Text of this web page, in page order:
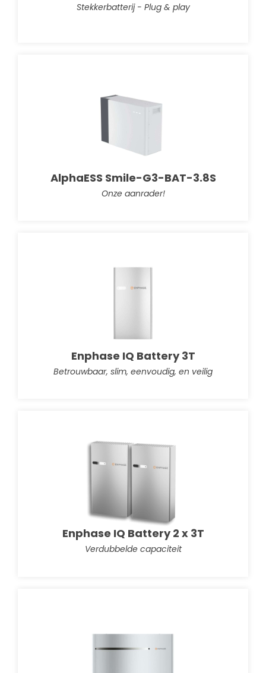
Stekkerbatterij - Plug & play
AlphaESS Smile-G3-BAT-3.8S
Onze aanrader!
Enphase IQ Battery 3T
Betrouwbaar, slim, eenvoudig, en veilig
Enphase IQ Battery 2 x 3T
Verdubbelde capaciteit